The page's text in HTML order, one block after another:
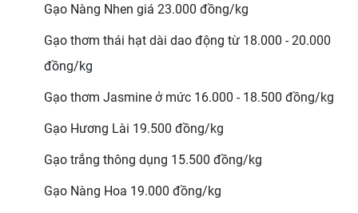
Gạo Nàng Nhen giá 23.000 đồng/kg
Gạo thơm thái hạt dài dao động từ 18.000 - 20.000
đồng/kg
Gạo thơm Jasmine ở mức 16.000 - 18.500 đồng/kg
Gạo Hương Lài 19.500 đồng/kg
Gạo trắng thông dụng 15.500 đồng/kg
Gạo Nàng Hoa 19.000 đồng/kg